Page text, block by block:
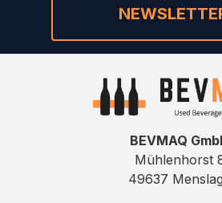
BEVMAQ
Mühlenhorst
49637